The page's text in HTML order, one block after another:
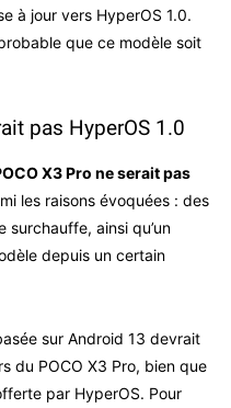
à jour vers HyperOS 1.0.
que ce modèle soit
pas HyperOS 1.0
X3 Pro ne serait pas
les raisons évoquées : des
ainsi qu’un
depuis un certain
sur Android 13 devrait
du POCO X3 Pro, bien que
par HyperOS. Pour